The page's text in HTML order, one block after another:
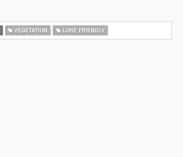
VEGETATION LORE FRIENDLY